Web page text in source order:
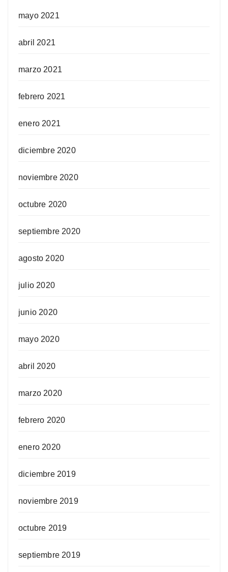
mayo 2021
abril 2021
marzo 2021
febrero 2021
enero 2021
diciembre 2020
noviembre 2020
octubre 2020
septiembre 2020
agosto 2020
julio 2020
junio 2020
mayo 2020
abril 2020
marzo 2020
febrero 2020
enero 2020
diciembre 2019
noviembre 2019
octubre 2019
septiembre 2019